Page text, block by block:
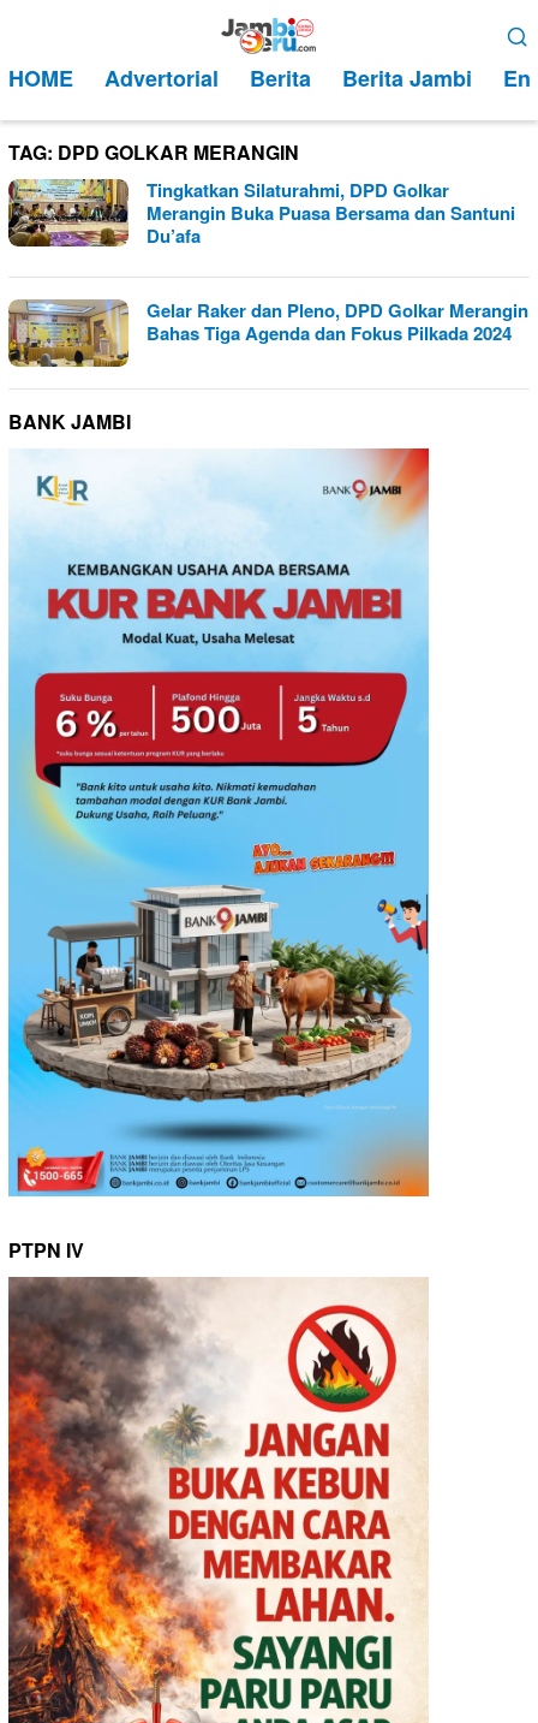
kontenMobile
HOME Advertorial Berita Berita Jambi
TAG: DPD GOLKAR MERANGIN
Tingkatkan Silaturahmi, DPD Golkar
Merangin Buka Puasa Bersama dan Santuni
Du’afa
Gelar Raker dan Pleno, DPD Golkar Merangin
Bahas Tiga Agenda dan Fokus Pilkada 2024
BANK JAMBI
PTPN IV